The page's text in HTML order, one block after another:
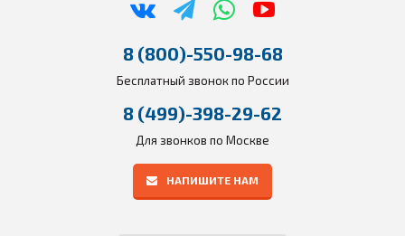
8 (800)-550-98-68
Бесплатный звонок по России
8 (499)-398-29-62
Для звонков по Москве
НАПИШИТЕ НАМ